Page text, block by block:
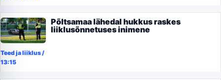
Põltsamaa lähedal hukkus raskes
liiklusõnnetuses inimene
Teed ja liiklus/
13:15